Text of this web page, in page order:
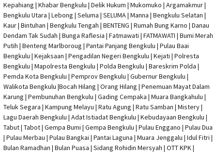
Kepahiang | Khabar Bengkulu | Delik Hukum | Mukomuko | Argamakmur |
Bengkulu Utara | Lebong | Seluma | SELUMA | Manna | Bengkulu Selatan |
Kaur | Bintuhan | Bengkulu Tengah | BENTENG | Rumah Bung Karno | Danau
Dendam Tak Sudah | Bunga Raflesia | Fatmawati | FATMAWATI | Bumi Merah
Putih | Benteng Marlboroug | Pantai Panjang Bengkulu | Pulau Baai
Bengkulu | Kejaksaan | Pengadilan Negeri Bengkulu | Kejati | Polresta
Bengkulu | Mapolresta Bengkulu | Polda Bengkulu | Bareskrim Polda |
Pemda Kota Bengkulu | Pemprov Bengkulu | Gubernur Bengkulu |
Walikota Bengkulu |Bocah Hilang | Orang Hilang | Penemuan Mayat Dalam
Karung | Pembunuhan Bengkulu | Gading Cempaka | Muara Bangkahulu |
Teluk Segara | Kampung Melayu | Ratu Agung | Ratu Samban | Mistery |
Lagu Daerah Bengkulu | Adat Istiadat Bengkulu | Kebudayaan Bengkulu |
Tabut | Tabot | Gempa Bumi | Gempa Bengkulu | Pulau Enggano | Pulau Dua
| Pulau Merbau | Pulau Bangkai | Pantai Laguna | Muara Jenggalu | Idul Fitri |
Bulan Ramadhan | Bulan Puasa | Sidang Rohidin Mersyah | OTT KPK|